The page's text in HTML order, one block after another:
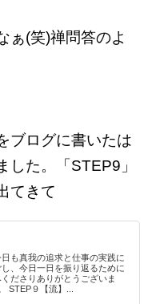
ぁ(笑)禅問答のよ
ブログに書いたは
した。「STEP9」
てきて
も真我の追求と仕事の実践に
、今日一日を振り返るために
ださりありがとうございま
STEP９【流】...